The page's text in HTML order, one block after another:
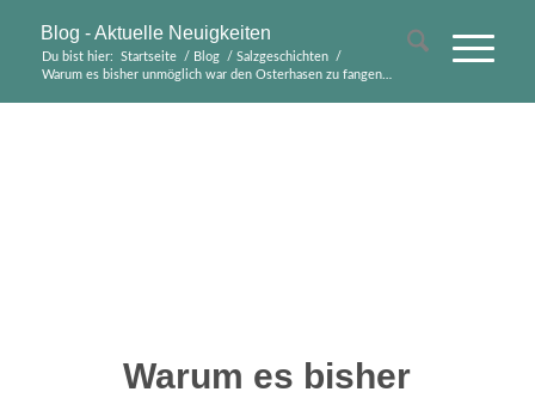
Blog - Aktuelle Neuigkeiten
Du bist hier: Startseite / Blog / Salzgeschichten
/
Warum es bisher unmöglich war den Osterhasen zu fangen…
Warum es bisher